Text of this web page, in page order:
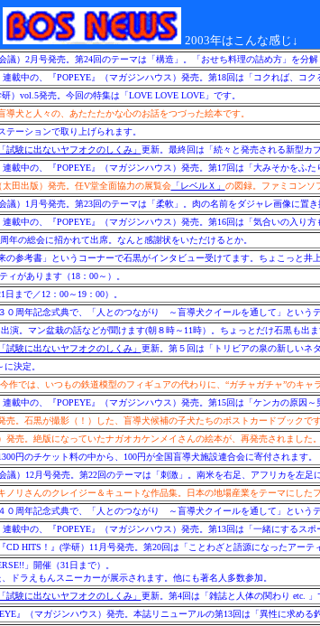
2003年はこんな感じ↓
議）2月号発売。第24回のテーマは「構造」。「おせち料理の詰め方」を分解
載中の、『POPEYE』（マガジンハウス）発売。第18回は「コクれば、コク
研）vol.5発売。今回の特集は「LOVE LOVE LOVE」です。
導犬と人々の、あたたたかな心のお話をつづった絵本です。
テーションで取り上げられます。
試験に出ないヤフオクのしくみ」 更新。最終回は「続々と発売される新型カブ
載中の、『POPEYE』（マガジンハウス）発売。第17回は「大みそかをふた
太田出版）発売。任V堂全面協力の展覧会「レベルＸ」 の図録。ファミコンソ
議）1月号発売。第23回のテーマは「柔軟」。肉の名前をダジャレ画像に置
載中の、『POPEYE』（マガジンハウス）発売。第16回は「気合いの入り方
年の総会に招かれて出席。なんと感謝状をいただけるとか。
の参考書」というコーナーで石黒がインタビュー受けてます。ちょこっと井
ィがあります（18：00～）。
まで／12：00～19：00）。
０周年記念式典で、「人とのつながり ～盲導犬クイールを通して」というテ
演。マン盆栽の話などが聞けます(朝８時～11時）。ちょっとだけ石黒も出ま
試験に出ないヤフオクのしくみ」 更新。第５回は「トリビアの泉の新しいネタ
決定。
作では、いつもの鉄道模型のフィギュアの代わりに、“ガチャガチャ”のキャ
載中の、『POPEYE』（マガジンハウス）発売。第15回は「ケンカの原因～
売。石黒が撮影（！）した、盲導犬候補の子犬たちのポストカードブックです
発売。絶版になっていたナガオカケンメイさんの絵本が、再発売されました。
円のチケット料の中から、100円が全国盲導犬施設連合会に寄付されます。
議）12月号発売。第22回のテーマは「刺激」。南米を右足、アフリカを左足
ノリさんのクレイジー＆キュートな作品集。日本の地場産業をテーマにした
０周年記念式典で、「人とのつながり ～盲導犬クイールを通して」というテ
載中の、『POPEYE』（マガジンハウス）発売。第13回は「一緒にするスポ
HITS！』(学研）11月号発売。第20回は「ことわざと語源になったアーテ
」開催（31日まで）。
ドラえもんスニーカーが展示されます。他にも著名人多数参加。
試験に出ないヤフオクのしくみ」 更新。第4回は「雑誌と人体の関わり etc. 」
』（マガジンハウス）発売。本誌リニューアルの第13回は「異性に求める